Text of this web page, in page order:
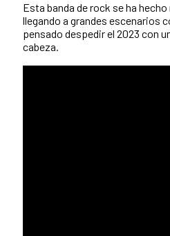
Esta banda de rock se ha
llegando a grandes escenarios
pensado despedir el 2023 con
cabeza.